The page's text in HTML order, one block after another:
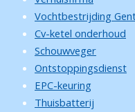
Vochtbestrijding
Cv-ketel onderhoud
Schouwveger
Ontstoppingsdienst
EPC-keuring
Thuisbatterij